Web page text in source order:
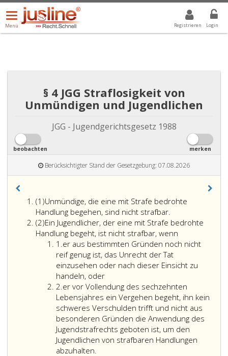
Registrieren Login
Menü
öffnen/schließen
Menü
ALLE DROPDOWN: GEWÄHLTER WERT IST ALLE
§ 4 JGG Straflosigkeit von
Unmündigen und Jugendlichen
JGG - Jugendgerichtsgesetz 1988
beobachten merken
Berücksichtigter Stand der Gesetzgebung: 07.08.2026
(1)Absatz
eins
Unmündige, die eine mit Strafe bedrohte
Handlung begehen, sind nicht strafbar.
(2)Absatz
2
Ein Jugendlicher, der eine mit Strafe bedrohte
Handlung begeht, ist nicht strafbar, wenn
1.Ziffer
eins
er aus bestimmten Gründen noch nicht
reif genug ist, das Unrecht der Tat
einzusehen oder nach dieser Einsicht zu
handeln, oder
2.Ziffer
2
er vor Vollendung des sechzehnten
Lebensjahres ein Vergehen begeht, ihn kein
schweres Verschulden trifft und nicht aus
besonderen Gründen die Anwendung des
Jugendstrafrechts geboten ist, um den
Jugendlichen von strafbaren Handlungen
abzuhalten.